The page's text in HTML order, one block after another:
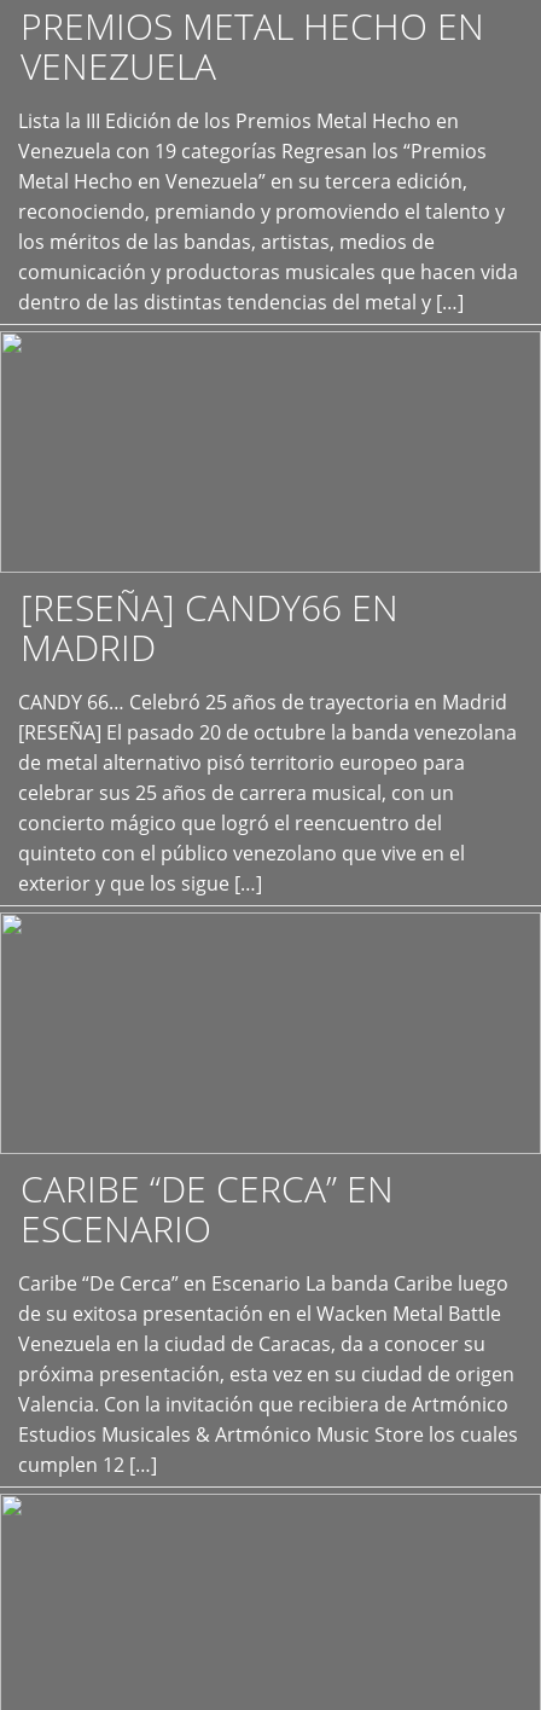
PREMIOS METAL HECHO EN
VENEZUELA
Lista la III Edición de los Premios Metal Hecho en
Venezuela con 19 categorías Regresan los “Premios
Metal Hecho en Venezuela” en su tercera edición,
reconociendo, premiando y promoviendo el talento y
los méritos de las bandas, artistas, medios de
comunicación y productoras musicales que hacen vida
dentro de las distintas tendencias del metal y […]
+
[RESEÑA] CANDY66 EN
MADRID
CANDY 66… Celebró 25 años de trayectoria en Madrid
[RESEÑA] El pasado 20 de octubre la banda venezolana
de metal alternativo pisó territorio europeo para
celebrar sus 25 años de carrera musical, con un
concierto mágico que logró el reencuentro del
quinteto con el público venezolano que vive en el
exterior y que los sigue […]
+
CARIBE “DE CERCA” EN
ESCENARIO
Caribe “De Cerca” en Escenario La banda Caribe luego
de su exitosa presentación en el Wacken Metal Battle
Venezuela en la ciudad de Caracas, da a conocer su
próxima presentación, esta vez en su ciudad de origen
Valencia. Con la invitación que recibiera de Artmónico
Estudios Musicales & Artmónico Music Store los cuales
cumplen 12 […]
+